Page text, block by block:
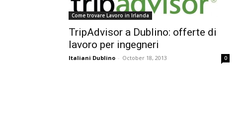
Come trovare Lavoro in Irlanda
TripAdvisor a Dublino: offerte di
lavoro per ingegneri
Italiani Dublino - October 18, 2013 0